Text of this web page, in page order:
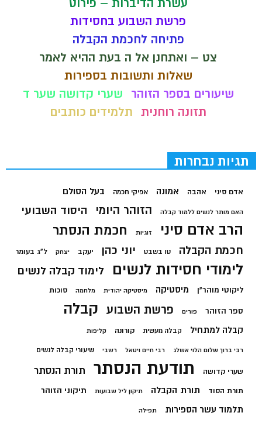
עשרת הדיברות – פירוט
פרשת השבוע בחסידות
פתיחה לחכמת הקבלה
צט – ואתחנן אל ה בעת ההיא לאמר
שאלות ותשובות בספירות
שיעורים בספר הזוהר
שערי קדושה שער ד
תזונה רוחנית תלמידים כותבים
תגיות נבחרות
אדם סיני אהבה אמונה אפיקי חכמה בעל הסולם
האם מותר לנשים ללמוד קבלה הזוהר היומי היסוד השבועי
הרב אדם סיני זוגיות חכמת הנסתר
חכמת הקבלה טו בשבט יוני כהן יעקב יצחק ל"ג בעומר
לימודי חסידות לנשים לימוד קבלה לנשים
ליקוטי מוהר"ן מיסטיקה מיסטיקה יהודית מלחמה סוכות
ספר הזוהר פורים פרשת השבוע קבלה
קבלה למתחיל קבלה מעשית קורונה קליפות
רבי ברוך שלום הלוי אשלג רבי חיים ויטאל רשבי שיעורי קבלה לנשים
שערי קדושה תודעת הנסתר תורת הנסתר
תורת הסוד תורת הקבלה תיקון ליל שבועות תיקוני הזוהר
תלמוד עשר הספירות תפילה